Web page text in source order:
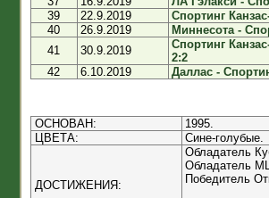
39
22.9.2019
Спортинг
40
26.9.2019
Миннесота -
41
30.9.2019
Спортинг
2:2
42
6.10.2019 Даллас -
ОСНОВАН:
1995.
ЦВЕТА:
Сине-голубые.
ДОСТИЖЕНИЯ:
Обладатель
Обладатель
Победитель